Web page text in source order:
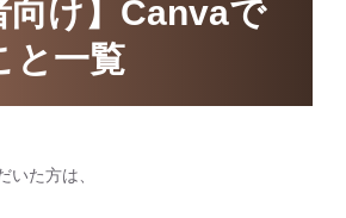
向け】Canvaで
と一覧
いた方は、